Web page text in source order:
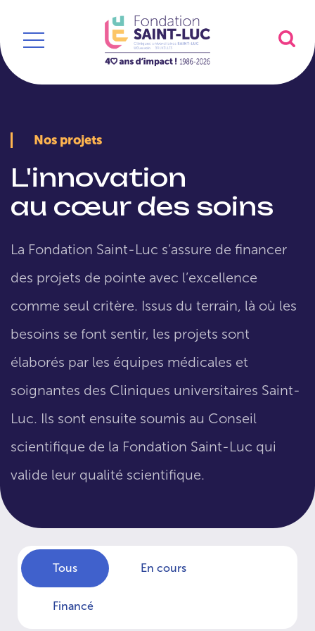
Nos projets
L'innovation
au cœur des soins
La Fondation Saint-Luc s’assure de financer
des projets de pointe avec l’excellence
comme seul critère. Issus du terrain, là où les
besoins se font sentir, les projets sont
élaborés par les équipes médicales et
soignantes des Cliniques universitaires Saint-
Luc. Ils sont ensuite soumis au Conseil
scientifique de la Fondation Saint-Luc qui
valide leur qualité scientifique.
Tous En cours
Financé